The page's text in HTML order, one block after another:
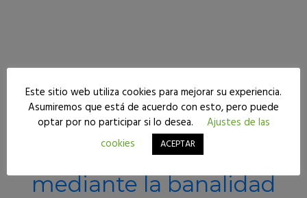
Seguir leyendo
Corazones de litio: la
conexion artista-publico
mediante la banalidad
Este sitio web utiliza cookies para mejorar su experiencia.
Asumiremos que está de acuerdo con esto, pero puede
optar por no participar si lo desea.
Ajustes de las
cookies
ACEPTAR